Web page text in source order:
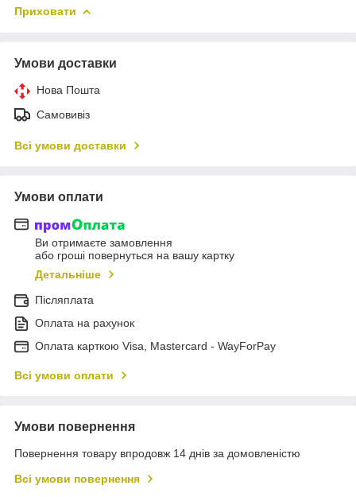
Приховати
Умови доставки
Нова Пошта
Самовивіз
Всі умови доставки
Умови оплати
Ви отримаєте замовлення
або гроші повернуться на вашу картку
Детальніше
Післяплата
Оплата на рахунок
Оплата карткою Visa, Mastercard - WayForPay
Всі умови оплати
Умови повернення
Повернення товару впродовж 14 днів за домовленістю
Всі умови повернення